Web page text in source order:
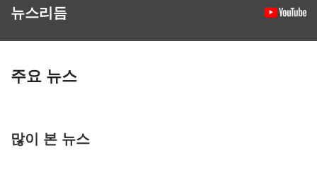
뉴스리듬
주요 뉴스
많이 본 뉴스